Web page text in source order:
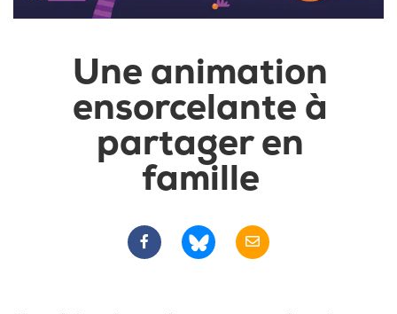
Une animation
ensorcelante à
partager en
famille